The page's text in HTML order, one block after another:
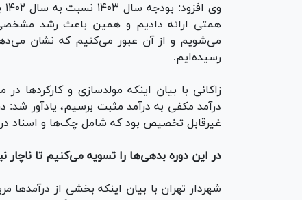
می‌شویم و از آن عبور می‌کنیم که نشان
رسیده‌ایم.
زاکانی با بیان اینکه مولدسازی و
غیرقابل تخصیص بود که شامل چک‌ها و اسناد
در این دوره بدهی‌ها را تسویه می‌کنیم تا ناچار نباشیم ۶ درصد